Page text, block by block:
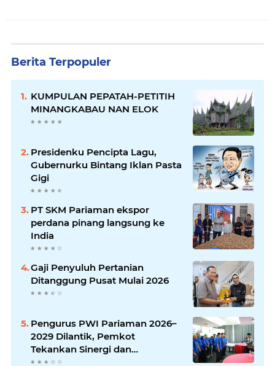
Berita Terpopuler
KUMPULAN PEPATAH-PETITIH
MINANGKABAU NAN ELOK
Presidenku Pencipta Lagu,
Gubernurku Bintang Iklan Pasta
Gigi
PT SKM Pariaman ekspor
perdana pinang langsung ke
India
Gaji Penyuluh Pertanian
Ditanggung Pusat Mulai 2026
Pengurus PWI Pariaman 2026–
2029 Dilantik, Pemkot
Tekankan Sinergi dan
Profesionalisme Pers